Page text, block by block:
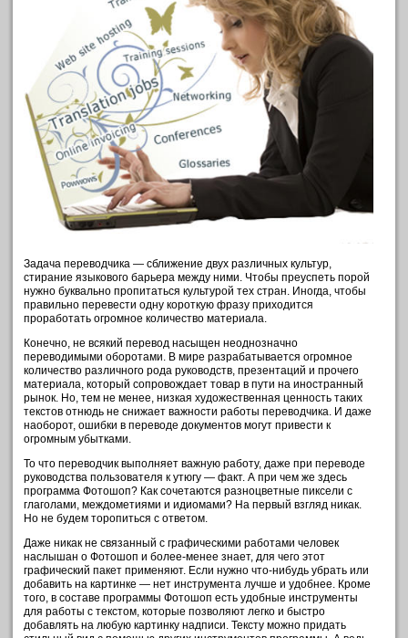
Задача переводчика — сближение двух различных культур,
стирание языкового барьера между ними. Чтобы преуспеть порой
нужно буквально пропитаться культурой тех стран. Иногда, чтобы
правильно перевести одну короткую фразу приходится
проработать огромное количество материала.
Конечно, не всякий перевод насыщен неоднозначно
переводимыми оборотами. В мире разрабатывается огромное
количество различного рода руководств, презентаций и прочего
материала, который сопровождает товар в пути на иностранный
рынок. Но, тем не менее, низкая художественная ценность таких
текстов отнюдь не снижает важности работы переводчика. И даже
наоборот, ошибки в переводе документов могут привести к
огромным убытками.
То что переводчик выполняет важную работу, даже при переводе
руководства пользователя к утюгу — факт. А при чем же здесь
программа Фотошоп? Как сочетаются разноцветные пиксели с
глаголами, междометиями и идиомами? На первый взгляд никак.
Но не будем торопиться с ответом.
Даже никак не связанный с графическими работами человек
наслышан о Фотошоп и более-менее знает, для чего этот
графический пакет применяют. Если нужно что-нибудь убрать или
добавить на картинке — нет инструмента лучше и удобнее. Кроме
того, в составе программы Фотошоп есть удобные инструменты
для работы с текстом, которые позволяют легко и быстро
добавлять на любую картинку надписи. Тексту можно придать